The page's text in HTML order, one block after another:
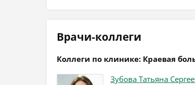
Врачи-коллеги
Коллеги по клинике: Краевая
Зубова Татьяна